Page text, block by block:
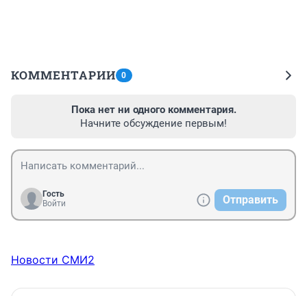
КОММЕНТАРИИ 0
Пока нет ни одного комментария.
Начните обсуждение первым!
Гость
Войти
Отправить
Новости СМИ2